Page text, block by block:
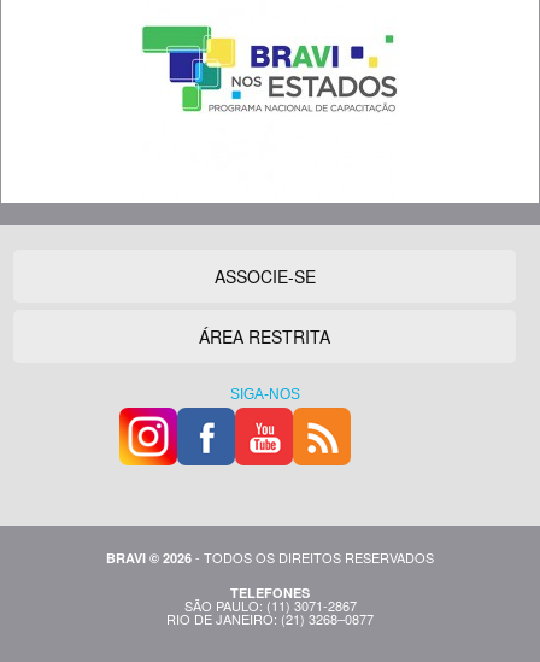
ASSOCIE-SE
ÁREA RESTRITA
SIGA-NOS
BRAVI © 2026 - TODOS OS DIREITOS RESERVADOS
TELEFONES
SÃO PAULO: (11) 3071-2867
RIO DE JANEIRO: (21) 3268–0877